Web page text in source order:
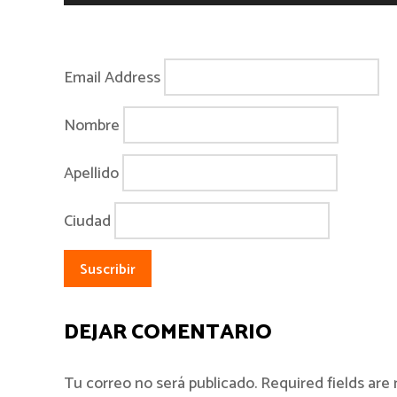
Email Address
Nombre
Apellido
Ciudad
DEJAR COMENTARIO
Tu correo no será publicado. Required fields are